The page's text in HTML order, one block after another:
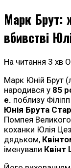
Марк Брут:
вбивстві
На читання 3 хв
Марк Юній Брут
народився у 85
е. поблизу
Юнія Брута
Помпея
коханки Юлія
дядьком,
іменували Квінт